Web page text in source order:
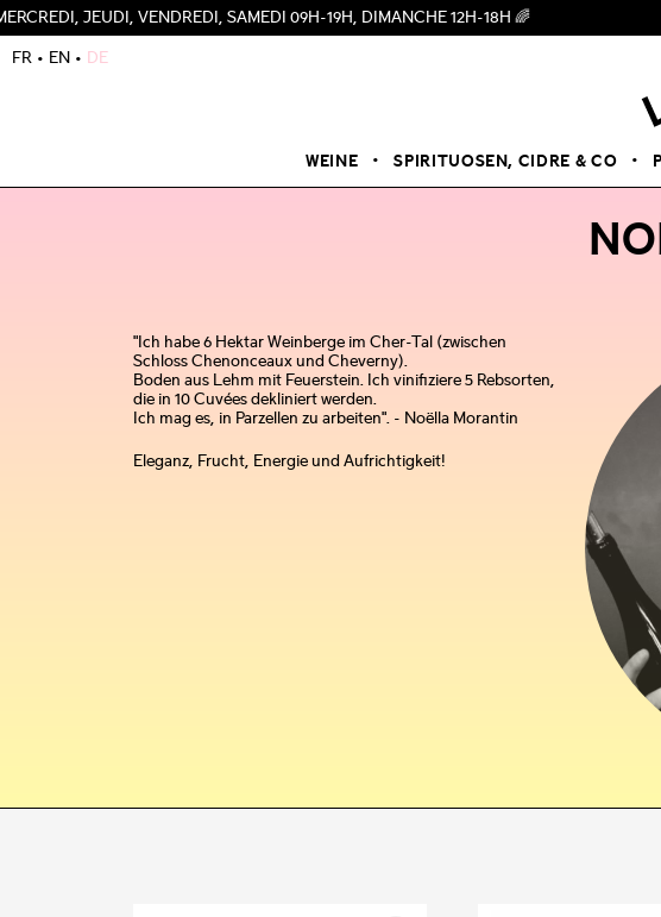
VENDREDI, SAMEDI 09H-19H, DIMANCHE 12H-18H 🌈
FR
EN DE
WEINE SPIRITUOSEN, CIDRE & CO
"Ich habe 6 Hektar Weinberge im Cher-Tal (zwischen
Schloss Chenonceaux und Cheverny).
Boden aus Lehm mit Feuerstein. Ich vinifiziere 5 Rebsorten,
die in 10 Cuvées dekliniert werden.
Ich mag es, in Parzellen zu arbeiten". - Noëlla Morantin
Eleganz, Frucht, Energie und Aufrichtigkeit!